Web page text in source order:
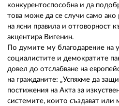
конкурентоспособна и да
това може да се случи само ако
на ясни правила и отговорност
акцентира Вигенин.
По думите му благодарение на
социалистите и демократите
довел до отслабване на
на гражданите: „Успяхме да
постижения на Акта за
системите, които създават или